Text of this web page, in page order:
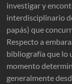
investigar y
interdisciplinario
papás) que
Respecto a
bibliografía que lo
momento
generalmente